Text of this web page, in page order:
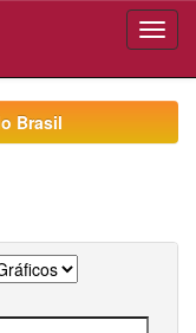
Brasil